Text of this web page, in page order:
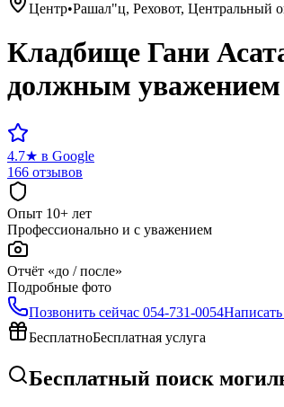
Центр•Рашал"ц, Реховот, Центральный
Кладбище Гани
должным уважением
4.7★ в Google
166 отзывов
Опыт 10+ лет
Профессионально и с уважением
Отчёт «до / после»
Подробные фото
Позвонить сейчас 054-731-0054Написать
БесплатноБесплатная услуга
Бесплатный поиск